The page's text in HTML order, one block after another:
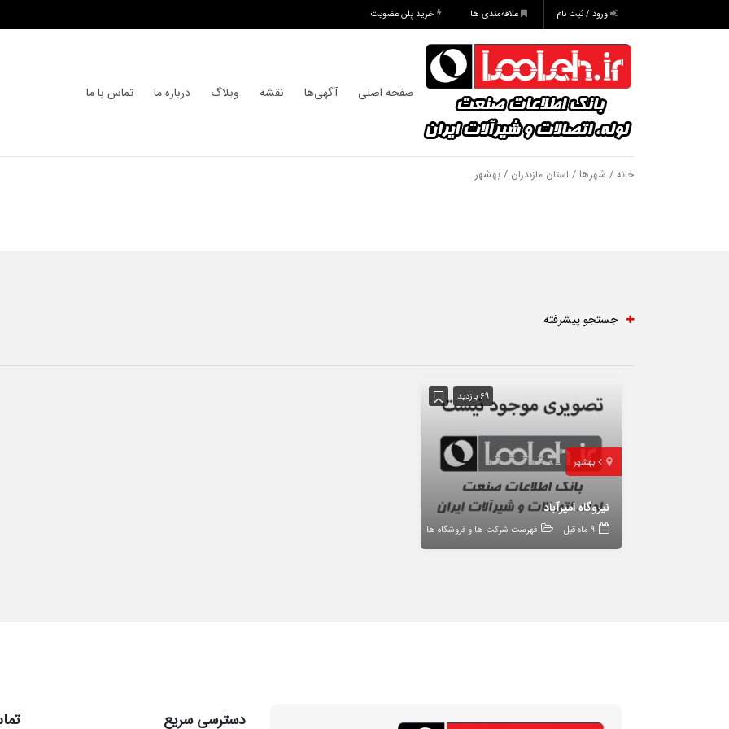
ورود / ثبت نام علاقه‌مندی ها خرید پلن عضویت
صفحه اصلی آگهی‌ها نقشه وبلاگ درباره ما تماس با ما
خانه / شهرها / استان مازندران / بهشهر
جستجو پیشرفته
69 بازدید
بهشهر
نیروگاه امیرآباد
9 ماه قبل فهرست شرکت ها و فروشگاه ها
دسترسی سریع